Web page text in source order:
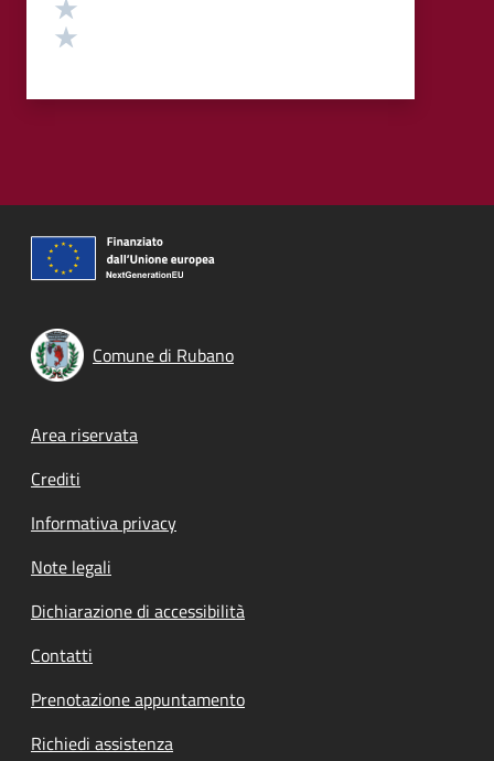
Comune di Rubano
Footer menu
Area riservata
Crediti
Informativa privacy
Note legali
Dichiarazione di accessibilità
Contatti
Prenotazione appuntamento
Richiedi assistenza